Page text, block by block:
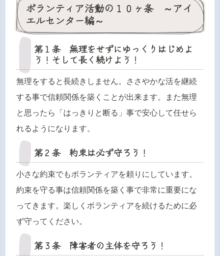
ボランティア活動の１０ヶ条 ～アイ
エルセンター編～
第１条 無理をせずにゆっくりはじめよ
う！そして長く続けよう！
無理をすると長続きしません。ささやかな活を継続
する事で信頼関係を築くことが出来ます。また無理
と思ったら「はっきりと断る」事で安心して任せら
れるようになります。
第２条 約束は必ず守ろう！
小さな約束でもボランティアを頼りにしています。
約束を守る事は信頼関係を築く事で非常に重要にな
ってきます。楽しくボランティアを続けるために必
ず守ってください。
第３条 障害者の主体を守ろう！